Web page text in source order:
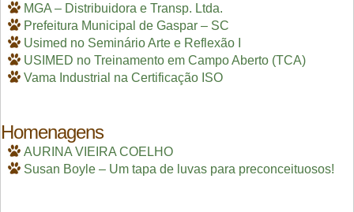
MGA – Distribuidora e Transp. Ltda.
Prefeitura Municipal de Gaspar – SC
Usimed no Seminário Arte e Reflexão I
USIMED no Treinamento em Campo Aberto (TCA)
Vama Industrial na Certificação ISO
Homenagens
AURINA VIEIRA COELHO
Susan Boyle – Um tapa de luvas para preconceituosos!